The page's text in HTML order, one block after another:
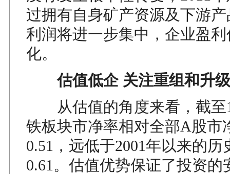
过拥有自身矿产资源及下游
利润将进一步集中，企业盈
化。
估值低企 关注重组和升级
从估值的角度来看，截至
铁板块市净率相对全部A股市
0.51，远低于2001年以来的历
0.61。估值优势保证了投资的